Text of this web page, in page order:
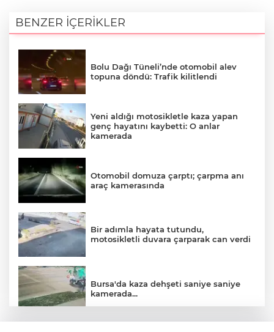
BENZER İÇERİKLER
Bolu Dağı Tüneli’nde otomobil alev
topuna döndü: Trafik kilitlendi
Yeni aldığı motosikletle kaza yapan
genç hayatını kaybetti: O anlar
kamerada
Otomobil domuza çarptı; çarpma anı
araç kamerasında
Bir adımla hayata tutundu,
motosikletli duvara çarparak can verdi
Bursa'da kaza dehşeti saniye saniye
kamerada...